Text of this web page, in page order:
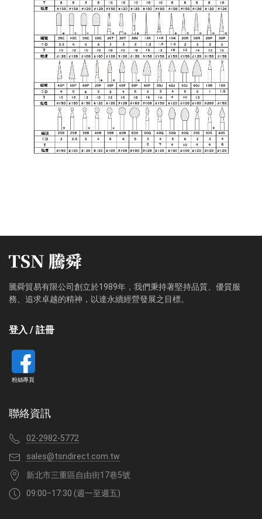
騰舜貿易有限公司創立於1989年，我們秉持著堅持品質、優質服
務、追求卓越的精神，以達永續經營發展之目標。
登入 / 註冊
粉絲專頁
聯絡資訊
02-2982-5772
sales@tsndirect.com.tw
新北市三重區自由街17巷5號
09:00‒17:30 (週一至週五)